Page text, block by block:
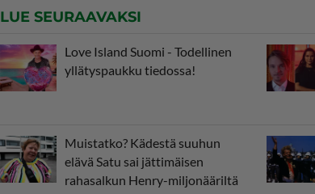
LUE SEURAAVAKSI
Love Island Suomi - Todellinen
yllätyspaukku tiedossa!
Muistatko? Kädestä suuhun
elävä Satu sai jättimäisen
rahasalkun Henry-miljonääriltä